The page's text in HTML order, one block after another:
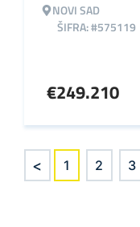
NOVI SAD
ŠIFRA: #575119
€249.210
< 1 2 3